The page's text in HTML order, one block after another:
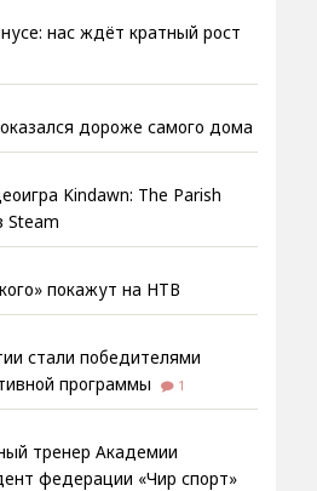
нас ждёт кратный рост
дороже самого дома
Kindawn: The Parish
Steam
покажут на НТВ
стали победителями
программы
1
тренер Академии
федерации «Чир спорт»